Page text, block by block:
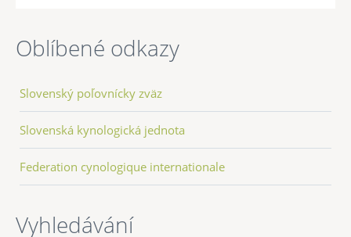
Oblíbené odkazy
Slovenský poľovnícky zväz
Slovenská kynologická jednota
Federation cynologique internationale
Vyhledávání